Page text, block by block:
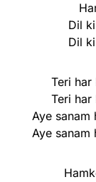
Dil
Dil
Teri har
Teri har
Aye sanam
Aye sanam